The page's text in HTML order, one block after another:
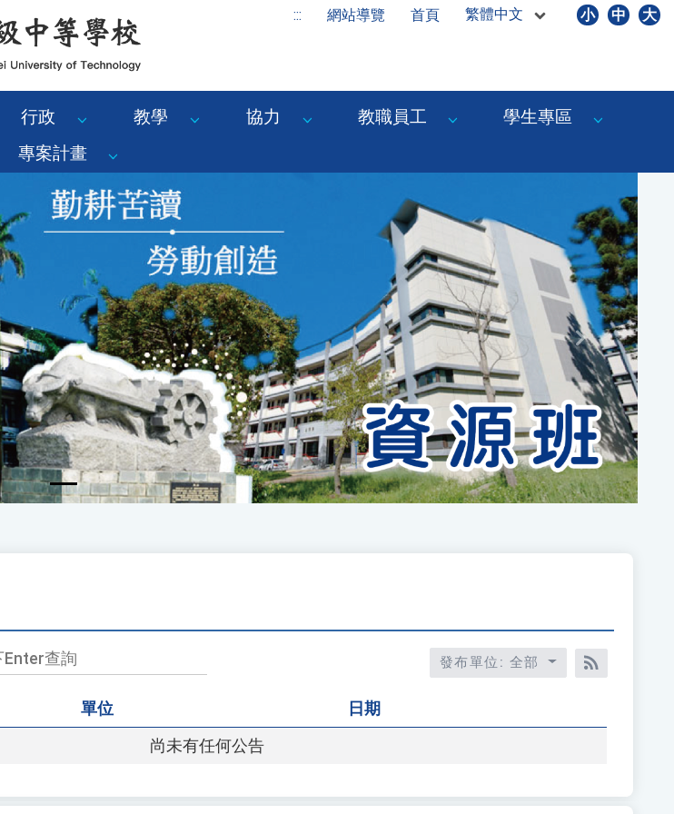
::: 網站導覽 首頁 繁體中文 小 中 大
行政 教學 協力 教職員工
學生專區
專案計畫
Next
發布單位: 全部
RSS訂閱
單位 日期
尚未有任何公告